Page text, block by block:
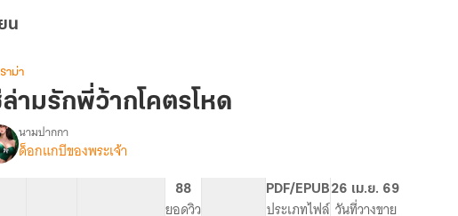
น
าม่า
ล่ามรักพี่ว้ากโคตรโหด
นามปากกา
ด็อกแกบีของพระเจ้า
88
ยอดวิว
PDF/EPUB
ประเภทไฟล์
26 เม.ย. 69
วันที่วางขาย